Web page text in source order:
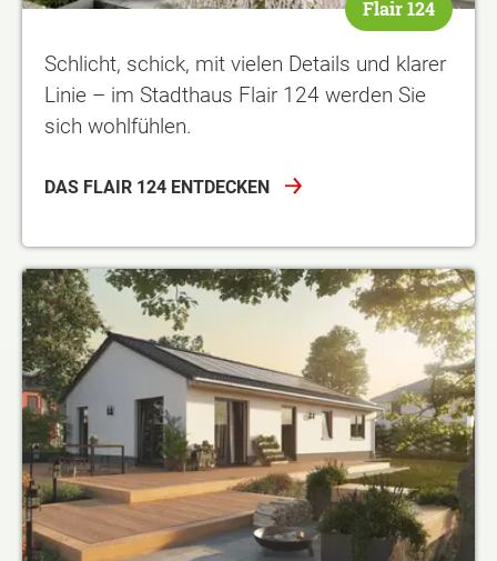
Flair 124
Schlicht, schick, mit vielen Details und klarer
Linie – im Stadthaus Flair 124 werden Sie
sich wohlfühlen.
DAS FLAIR 124 ENTDECKEN